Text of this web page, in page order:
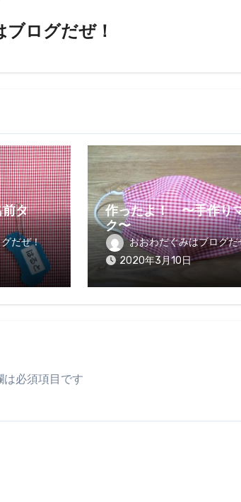
ログだぜ！
タ
だぜ！
イベント
作ったよ！ 〜手作り
ク〜
おおわだぐみはブログだ
2020年3月10日
は必須項目です